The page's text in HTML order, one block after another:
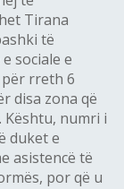
Tirana
të
sociale e
rreth 6
disa zona që
Kështu, numri i
duket e
asistencë të
por që u